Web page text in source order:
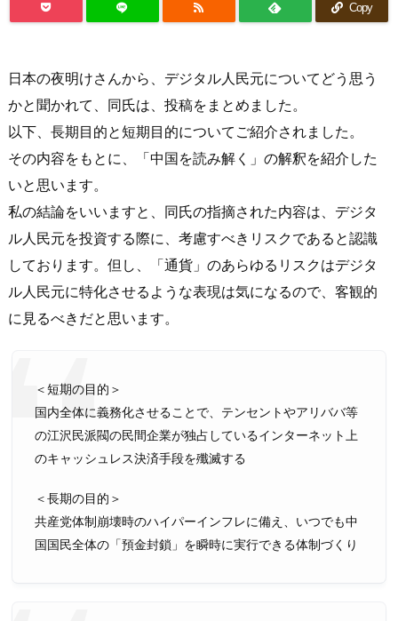
Copy
日本の夜明けさんから、デジタル人民元についてどう思う
かと聞かれて、同氏は、投稿をまとめました。
以下、長期目的と短期目的についてご紹介されました。
その内容をもとに、「中国を読み解く」の解釈を紹介した
いと思います。
私の結論をいいますと、同氏の指摘された内容は、デジタ
ル人民元を投資する際に、考慮すべきリスクであると認識
しております。但し、「通貨」のあらゆるリスクはデジタ
ル人民元に特化させるような表現は気になるので、客観的
に見るべきだと思います。
＜短期の目的＞
国内全体に義務化させることで、テンセントやアリババ等
の江沢民派閥の民間企業が独占しているインターネット上
のキャッシュレス決済手段を殲滅する
＜長期の目的＞
共産党体制崩壊時のハイパーインフレに備え、いつでも中
国国民全体の「預金封鎖」を瞬時に実行できる体制づくり